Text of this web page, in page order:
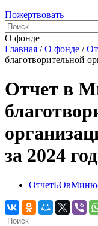
Пожертвовать
О фонде
Главная / О фонде /
благотворительной
Отчет в
за 2024 год